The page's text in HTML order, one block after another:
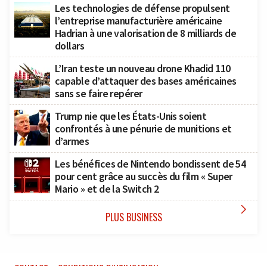
Les technologies de défense propulsent
l’entreprise manufacturière américaine
Hadrian à une valorisation de 8 milliards de
dollars
L’Iran teste un nouveau drone Khadid 110
capable d’attaquer des bases américaines
sans se faire repérer
Trump nie que les États-Unis soient
confrontés à une pénurie de munitions et
d’armes
Les bénéfices de Nintendo bondissent de 54
pour cent grâce au succès du film « Super
Mario » et de la Switch 2
PLUS BUSINESS 